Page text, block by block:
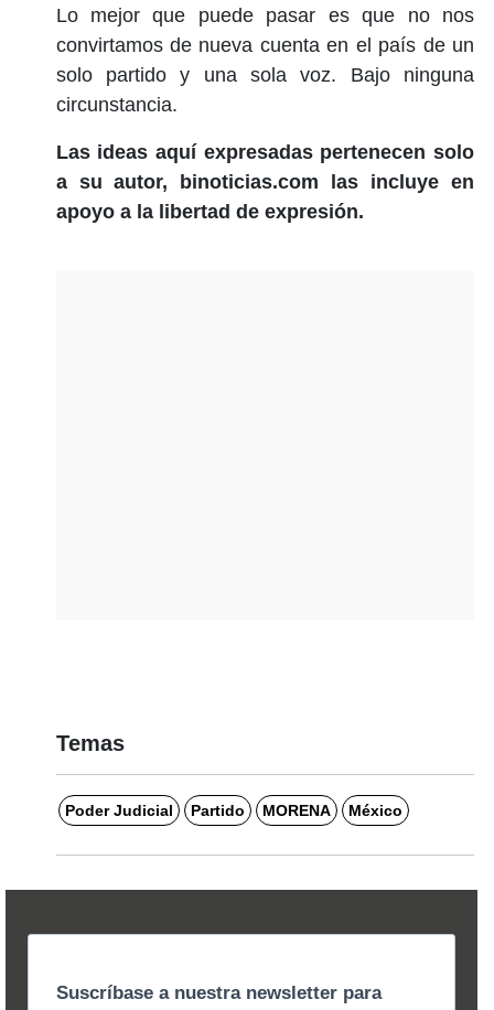
Lo mejor que puede pasar es que no nos
convirtamos de nueva cuenta en el país de un
solo partido y una sola voz. Bajo ninguna
circunstancia.
Las ideas aquí expresadas pertenecen solo
a su autor, binoticias.com las incluye en
apoyo a la libertad de expresión.
Temas
Poder Judicial Partido MORENA México